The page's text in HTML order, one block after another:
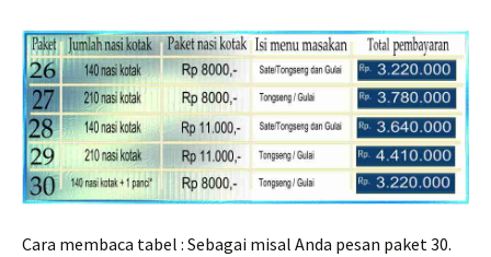
Cara membaca tabel : Sebagai misal Anda pesan paket 30.